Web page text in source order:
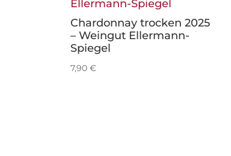
Chardonnay trocken 2025
– Weingut Ellermann-
Spiegel
7,90 €